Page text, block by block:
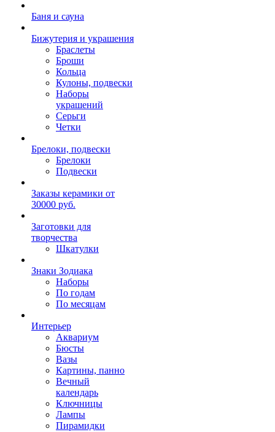
Баня и сауна
Бижутерия и украшения
Браслеты
Броши
Кольца
Кулоны, подвески
Наборы
украшений
Серьги
Четки
Брелоки, подвески
Брелоки
Подвески
Заказы керамики от
30000 руб.
Заготовки для
творчества
Шкатулки
Знаки Зодиака
Наборы
По годам
По месяцам
Интерьер
Аквариум
Бюсты
Вазы
Картины, панно
Вечный
календарь
Ключницы
Лампы
Пирамидки